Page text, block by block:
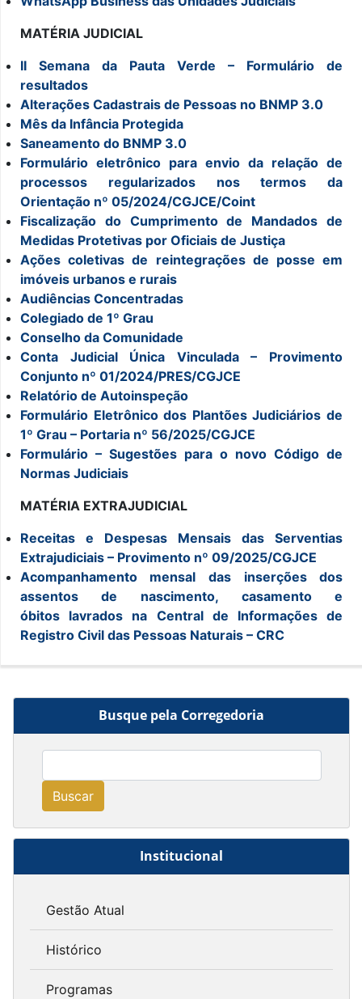
Busque pela Corregedoria
Buscar
Institucional
Gestão Atual
Histórico
Programas
MATÉRIA JUDICIAL
II Semana da Pauta Verde – Formulário de
resultados
Alterações Cadastrais de Pessoas no BNMP 3.0
Mês da Infância Protegida
Saneamento do BNMP 3.0
Formulário eletrônico para envio da relação de
processos regularizados nos termos da
Orientação nº 05/2024/CGJCE/Coint
Fiscalização do Cumprimento de Mandados de
Medidas Protetivas por Oficiais de Justiça
Ações coletivas de reintegrações de posse em
imóveis urbanos e rurais
Audiências Concentradas
Colegiado de 1º Grau
Conselho da Comunidade
Conta Judicial Única Vinculada – Provimento
Conjunto nº 01/2024/PRES/CGJCE
Relatório de Autoinspeção
Formulário Eletrônico dos Plantões Judiciários de
1º Grau – Portaria nº 56/2025/CGJCE
Formulário – Sugestões para o novo Código de
Normas Judiciais
MATÉRIA EXTRAJUDICIAL
Receitas e Despesas Mensais das Serventias
Extrajudiciais – Provimento nº 09/2025/CGJCE
Acompanhamento mensal das inserções dos
assentos de nascimento, casamento e
óbitoslavrados na Central de Informações de
Registro Civil das Pessoas Naturais – CRC